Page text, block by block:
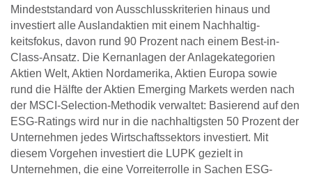
Mindeststandard von Ausschlusskriterien hinaus und
investiert alle Auslandaktien mit einem Nachhaltig­
keitsfokus, davon rund 90 Prozent nach einem Best-in-
Class-Ansatz. Die Kernanlagen der Anlagekatego­rien
Aktien Welt, Aktien Nordamerika, Aktien Europa sowie
rund die Hälfte der Aktien Emerging Markets werden nach
der MSCI-Selection-Methodik verwaltet: Basierend auf den
ESG-Ratings wird nur in die nach­haltigsten 50 Prozent der
Unternehmen jedes Wirt­schaftssektors investiert. Mit
diesem Vorgehen inves­tiert die LUPK gezielt in
Unternehmen, die eine Vorreiterrolle in Sachen ESG-